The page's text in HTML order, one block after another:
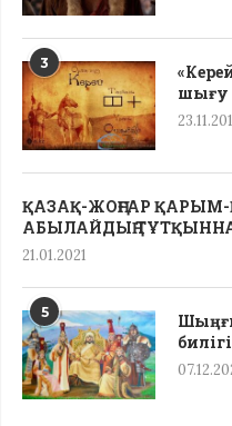
3
шығу
ҚАЗАҚ-ЖОҢҒАР
АБЫЛАЙДЫҢ
21.01.2021
5